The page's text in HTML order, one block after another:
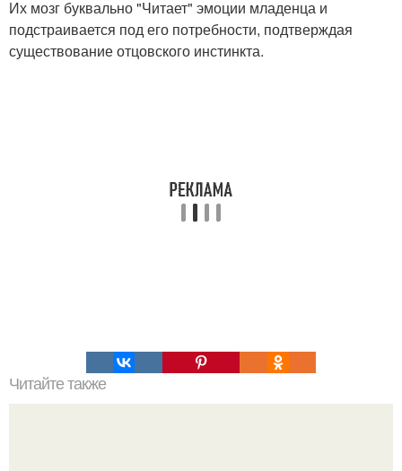
Их мозг буквально "Читает" эмоции младенца и
подстраивается под его потребности, подтверждая
существование отцовского инстинкта.
Читайте также